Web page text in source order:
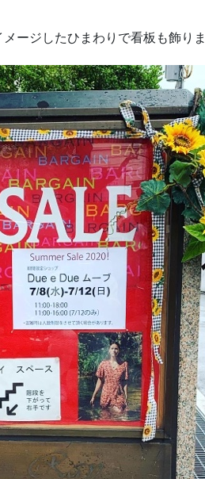
ージしたひまわりで看板も飾り